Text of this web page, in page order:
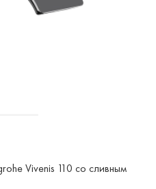
Vivenis 110 со сливным